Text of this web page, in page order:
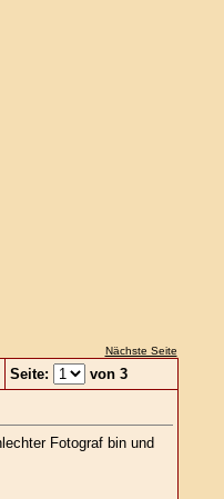
Nächste Seite
Seite:
von 3
Fotograf bin und